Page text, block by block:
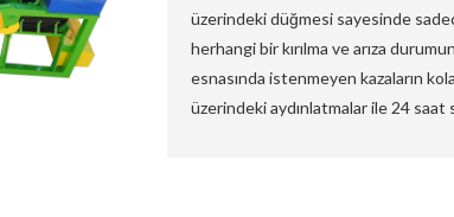
üzerindeki düğmesi sayesinde
herhangi bir kırılma ve arıza
esnasında istenmeyen kazaların
üzerindeki aydınlatmalar ile 24